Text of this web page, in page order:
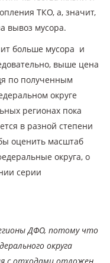
ТКО, а, значит,
вывоз мусора.
больше мусора и
выше цена
по полученным
округе
регионах пока
в разной степени
оценить масштаб
округа, о
серии
ДФО, потому что
округа